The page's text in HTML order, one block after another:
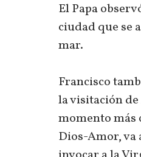
El Papa
ciudad que se
mar.
Francisco
la visitación de
momento más
Dios-Amor, va